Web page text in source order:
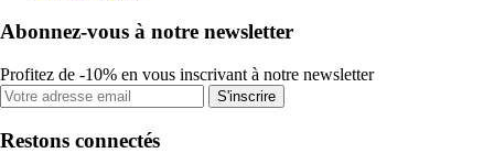
Abonnez-vous à notre newsletter
Profitez de -10% en vous inscrivant à notre newsletter
S'inscrire
Restons connectés